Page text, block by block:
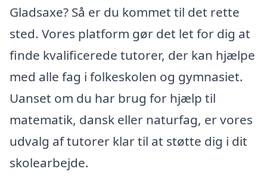
Gladsaxe? Så er du kommet til det rette
sted. Vores platform gør det let for dig at
finde kvalificerede tutorer, der kan hjælpe
med alle fag i folkeskolen og gymnasiet.
Uanset om du har brug for hjælp til
matematik, dansk eller naturfag, er vores
udvalg af tutorer klar til at støtte dig i dit
skolearbejde.